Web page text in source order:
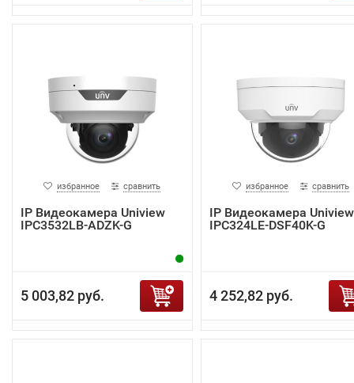
избранное сравнить
IP Видеокамера Uniview
IPC3532LB-ADZK-G
5 003,82 руб.
избранное сравнить
IP Видеокамера Uniview
IPC324LE-DSF40K-G
4 252,82 руб.